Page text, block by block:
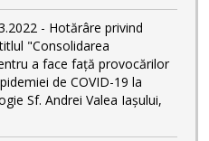
- Hotărâre privind
"Consolidarea
a face față provocărilor
de COVID-19 la
Sf. Andrei Valea Iașului,